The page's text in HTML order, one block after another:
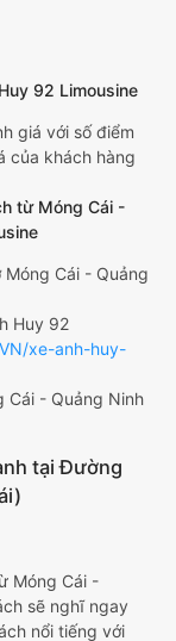
92 Limousine
giá với số điểm
của khách hàng
từ Móng Cái -
Móng Cái - Quảng
Huy 92
xe-anh-huy-
Cái - Quảng Ninh
tại Đường
Móng Cái -
sẽ nghĩ ngay
nổi tiếng với